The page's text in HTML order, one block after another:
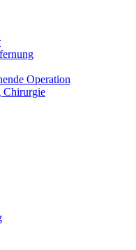
Operation
Chirurgie